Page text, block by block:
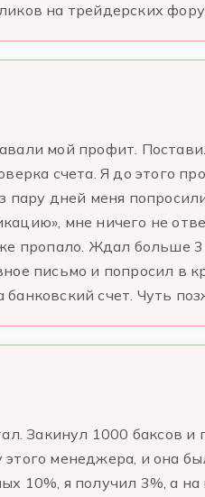
на трейдерских
мой профит.
счета. Я до этого
пару дней меня
мне ничего не
пропало. Ждал больше
письмо и попросил в
счет. Чуть
Закинул 1000 баксов
менеджера, и она
10%, я получил 3%, а